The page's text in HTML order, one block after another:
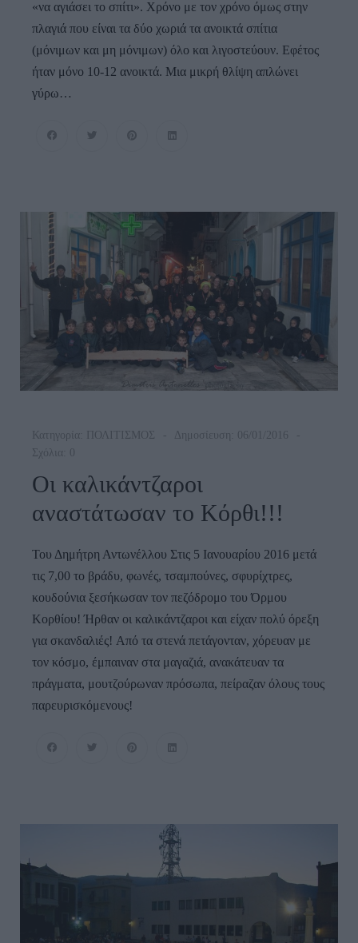
«να αγιάσει το σπίτι». Χρόνο με τον χρόνο όμως στην
πλαγιά που είναι τα δύο χωριά τα ανοικτά σπίτια
(μόνιμων και μη μόνιμων) όλο και λιγοστεύουν. Εφέτος
ήταν μόνο 10-12 ανοικτά. Μια μικρή θλίψη απλώνει
γύρω…
Κατηγορία: ΠΟΛΙΤΙΣΜΟΣ
Δημοσίευση: 06/01/2016
Σχόλια: 0
Οι καλικάντζαροι
αναστάτωσαν το Κόρθι!!!
Του Δημήτρη Αντωνέλλου Στις 5 Ιανουαρίου 2016 μετά
τις 7,00 το βράδυ, φωνές, τσαμπούνες, σφυρίχτρες,
κουδούνια ξεσήκωσαν τον πεζόδρομο του Όρμου
Κορθίου! Ήρθαν οι καλικάντζαροι και είχαν πολύ όρεξη
για σκανδαλιές! Από τα στενά πετάγονταν, χόρευαν με
τον κόσμο, έμπαιναν στα μαγαζιά, ανακάτευαν τα
πράγματα, μουτζούρωναν πρόσωπα, πείραζαν όλους τους
παρευρισκόμενους!